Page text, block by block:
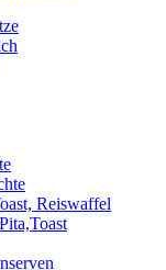
Reiswaffel